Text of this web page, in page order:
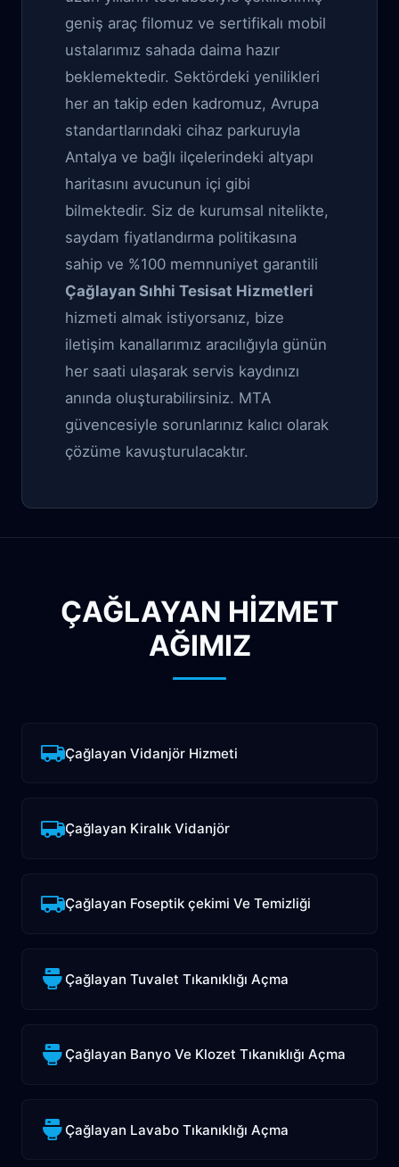
geniş araç filomuz ve sertifikalı mobil
ustalarımız sahada daima hazır
beklemektedir. Sektördeki yenilikleri
her an takip eden kadromuz, Avrupa
standartlarındaki cihaz parkuruyla
Antalya ve bağlı ilçelerindeki altyapı
haritasını avucunun içi gibi
bilmektedir. Siz de kurumsal nitelikte,
saydam fiyatlandırma politikasına
sahip ve %100 memnuniyet garantili
Çağlayan Sıhhi Tesisat Hizmetleri
hizmeti almak istiyorsanız, bize
iletişim kanallarımız aracılığıyla günün
her saati ulaşarak servis kaydınızı
anında oluşturabilirsiniz. MTA
güvencesiyle sorunlarınız kalıcı olarak
çözüme kavuşturulacaktır.
ÇAĞLAYAN HİZMET
AĞIMIZ
Çağlayan Vidanjör Hizmeti
Çağlayan Kiralık Vidanjör
Çağlayan Foseptik çekimi Ve Temizliği
Çağlayan Tuvalet Tıkanıklığı Açma
Çağlayan Banyo Ve Klozet Tıkanıklığı Açma
Çağlayan Lavabo Tıkanıklığı Açma